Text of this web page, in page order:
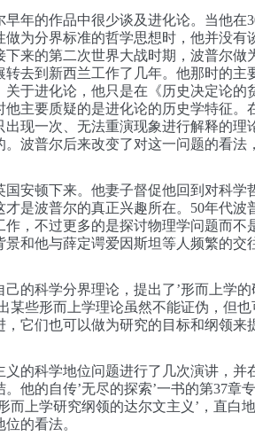
年的作品中很少谈及进化论。当他在
为分界标准的哲学思想时，他并没有
来的第二次世界大战时期， 波普尔做
去到新西兰工作了几年。 他那时的主
关于进化论，他只是在《历史决定论的
他主要质疑的是进化论的历史学特征。
现一次、无法重演现象进行解释的理
波普尔后来改变了对这一问题的看法
安顿下来。他妻子督促他回到对科学
是波普尔的真正兴趣所在。50年代波
，不过更多的是探讨物理学问题而不
和他与薛定谔爱因斯坦等人频繁的交
的科学分界理论，提出了’形而上学的
某些形而上学理论虽然不能证伪，但也
，它们也可以做为研究的目标和纲领来
义的科学地位问题进行了几次演讲，并
他的自传’无尽的探索’一书的第37章
而上学研究纲领的达尔文主义’，直白
的看法。